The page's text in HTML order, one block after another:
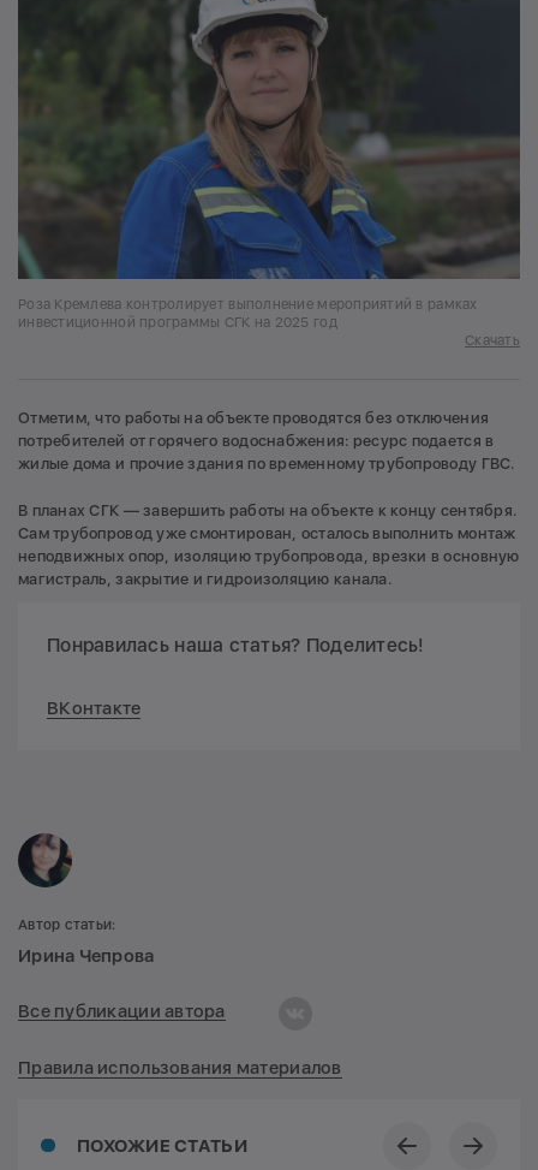
Роза Кремлева контролирует выполнение мероприятий в рамках
инвестиционной программы СГК на 2025 год
Скачать
Отметим, что работы на объекте проводятся без отключения
потребителей от горячего водоснабжения: ресурс подается в
жилые дома и прочие здания по временному трубопроводу ГВС.
В планах СГК — завершить работы на объекте к концу сентября.
Сам трубопровод уже смонтирован, осталось выполнить монтаж
неподвижных опор, изоляцию трубопровода, врезки в основную
магистраль, закрытие и гидроизоляцию канала.
Понравилась наша статья? Поделитесь!
ВКонтакте
ПОХОЖИЕ СТАТЬИ
Автор статьи:
Ирина Чепрова
Все публикации автора
Правила использования материалов